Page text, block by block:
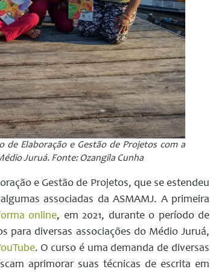
Elaboração e Gestão de Projetos com a
Juruá. Fonte: Ozangila Cunha
e Gestão de Projetos, que se estendeu
associadas da ASMAMJ. A primeira
online, em 2021, durante o período de
para diversas associações do Médio Juruá,
. O curso é uma demanda de diversas
aprimorar suas técnicas de escrita em